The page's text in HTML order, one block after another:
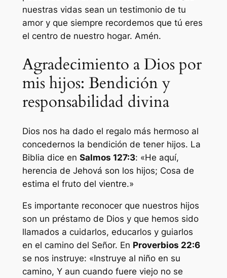
nuestras vidas sean un testimonio de tu
amor y que siempre recordemos que tú eres
el centro de nuestro hogar. Amén.
Agradecimiento a Dios por
mis hijos: Bendición y
responsabilidad divina
Dios nos ha dado el regalo más hermoso al
concedernos la bendición de tener hijos. La
Biblia dice en Salmos 127:3: «He aquí,
herencia de Jehová son los hijos; Cosa de
estima el fruto del vientre.»
Es importante reconocer que nuestros hijos
son un préstamo de Dios y que hemos sido
llamados a cuidarlos, educarlos y guiarlos
en el camino del Señor. En Proverbios 22:6
se nos instruye: «Instruye al niño en su
camino, Y aun cuando fuere viejo no se